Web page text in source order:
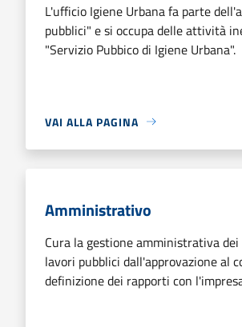
L'ufficio Igiene Urbana fa parte
pubblici" e si occupa delle attività
"Servizio Pubbico di Igiene Urbana".
VAI ALLA PAGINA
Amministrativo
Cura la gestione amministrativa
lavori pubblici dall'approvazione al
definizione dei rapporti con